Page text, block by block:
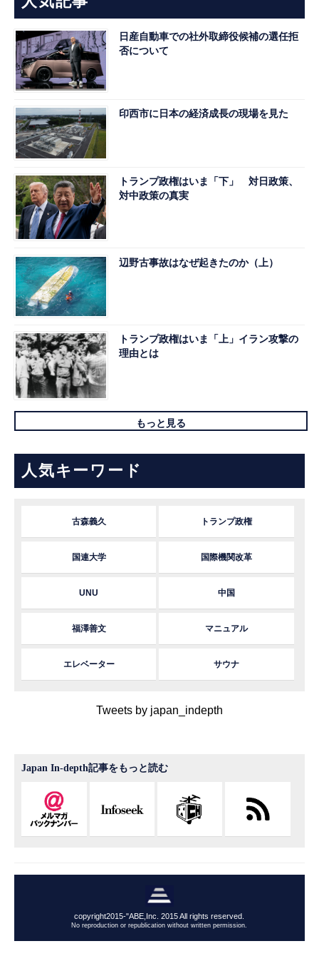
日産自動車での社外取締役候補の選任拒
否について
印西市に日本の経済成長の現場を見た
トランプ政権はいま「下」 対日政策、
対中政策の真実
辺野古事故はなぜ起きたのか（上）
トランプ政権はいま「上」イラン攻撃の
理由とは
もっと見る
人気キーワード
古森義久 トランプ政権
国連大学 国際機関改革
UNU 中国
福澤善文 マニュアル
エレベーター サウナ
Tweets by japan_indepth
Japan In-depth記事をもっと読む
copyright2015-"ABE,Inc. 2015 All rights reserved.
No reproduction or republication without written permission.